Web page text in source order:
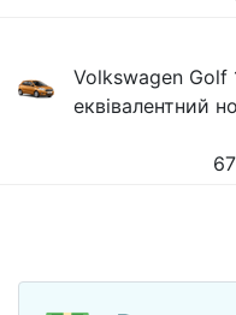
Volkswagen Golf
еквівалентний